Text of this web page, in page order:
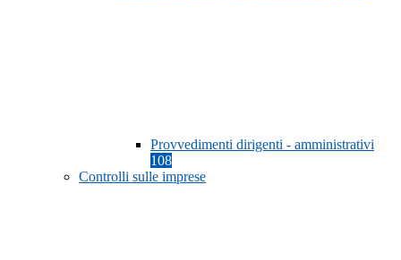
Provvedimenti dirigenti - amministrativi
108
Controlli sulle imprese